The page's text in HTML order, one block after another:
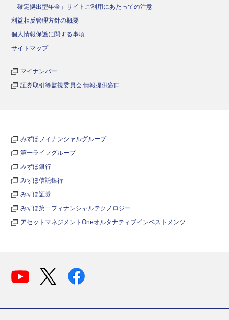
「確定拠出型年金」サイトご利用にあたっての注意
利益相反管理方針の概要
個人情報保護に関する事項
サイトマップ
マイナンバー
証券取引等監視委員会 情報提供窓口
みずほフィナンシャルグループ
第一ライフグループ
みずほ銀行
みずほ信託銀行
みずほ証券
みずほ第一フィナンシャルテクノロジー
アセットマネジメントOneオルタナティブインベストメンツ